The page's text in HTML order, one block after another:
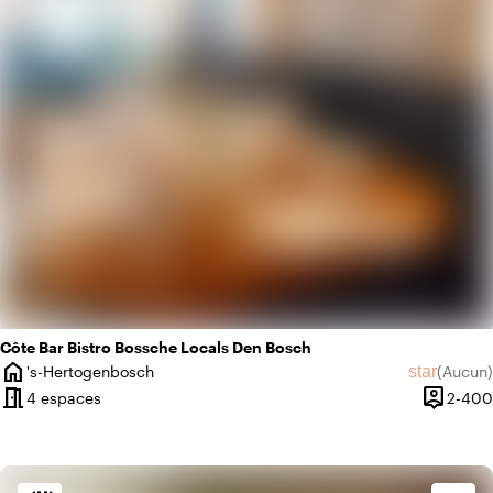
Côte Bar Bistro Bossche Locals Den Bosch
home
Ville
's-Hertogenbosch star(Aucun)
Aucun
meeting_room4 espaces person_pin
Capacité
2-400